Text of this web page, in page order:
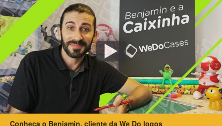
Conheça o Benjamin, cliente da We Do logos